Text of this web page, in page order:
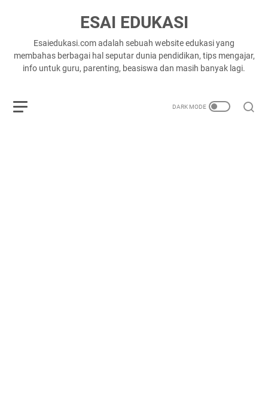
ESAI EDUKASI
Esaiedukasi.com adalah sebuah website edukasi yang
membahas berbagai hal seputar dunia pendidikan, tips mengajar,
info untuk guru, parenting, beasiswa dan masih banyak lagi.